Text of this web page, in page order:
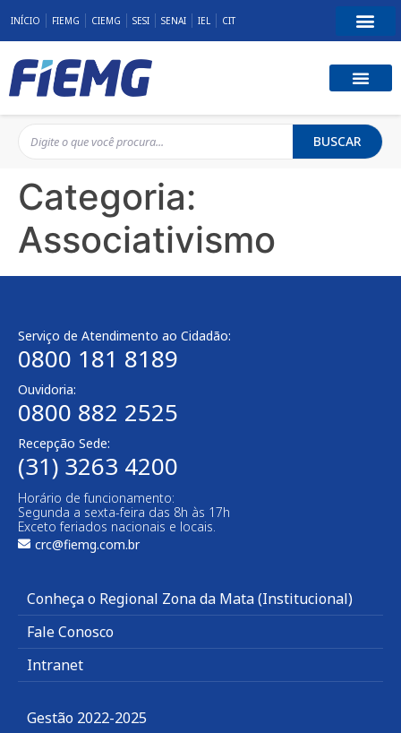
INÍCIO FIEMG CIEMG SESI SENAI IEL CIT
BUSCAR
Categoria:
Associativismo
Serviço de Atendimento ao Cidadão:
0800 181 8189
Ouvidoria:
0800 882 2525
Recepção Sede:
(31) 3263 4200
Horário de funcionamento:
Segunda a sexta-feira das 8h às 17h
Exceto feriados nacionais e locais.
crc@fiemg.com.br
Conheça o Regional Zona da Mata (Institucional)
Fale Conosco
Intranet
Gestão 2022-2025